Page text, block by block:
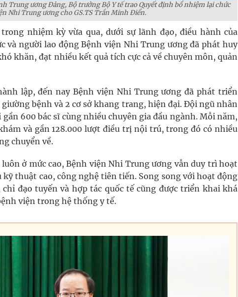
Trung ương Đảng, Bộ trưởng Bộ Y tế trao Quyết định bổ nhiệm lại chức
Nhi Trung ương cho GS.TS Trần Minh Điển.
nhiệm kỳ vừa qua, dưới sự lãnh đạo, điều hành của
và người lao động Bệnh viện Nhi Trung ương đã phát huy
khăn, đạt nhiều kết quả tích cực cả về chuyên môn, quản
lập, đến nay Bệnh viện Nhi Trung ương đã phát triển
bệnh và 2 cơ sở khang trang, hiện đại. Đội ngũ nhân
600 bác sĩ cùng nhiều chuyên gia đầu ngành. Mỗi năm,
và gần 128.000 lượt điều trị nội trú, trong đó có nhiều
chuyển về.
ở mức cao, Bệnh viện Nhi Trung ương vẫn duy trì hoạt
thuật cao, công nghệ tiên tiến. Song song với hoạt động
đạo tuyến và hợp tác quốc tế cũng được triển khai khá
viện trong hệ thống y tế.